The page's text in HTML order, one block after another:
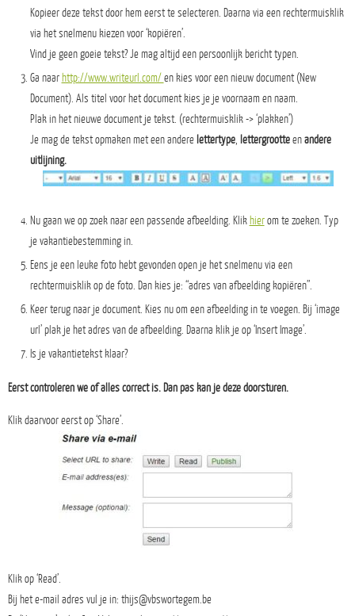
Kopieer deze tekst door hem eerst te selecteren. Daarna via een rechtermuisklik
via het snelmenu kiezen voor ‘kopiëren’.
Vind je geen goeie tekst? Je mag altijd een persoonlijk bericht typen.
Ga naar http://www.writeurl.com/en kies voor een nieuw document (New
Document). Als titel voor het document kies je je voornaam en naam.
Plak in het nieuwe document je tekst. (rechtermuisklik -> ‘plakken’)
Je mag de tekst opmaken met een andere lettertype, lettergrootteenandere
uitlijning.
Nu gaan we op zoek naar een passende afbeelding. Klikhierom te zoeken. Typ
je vakantiebestemming in.
Eens je een leuke foto hebt gevonden open je het snelmenu via een
rechtermuisklik op de foto. Dan kies je: “adres van afbeelding kopiëren”.
Keer terug naar je document. Kies nu om een afbeelding in te voegen. Bij ‘image
url’ plak je het adres van de afbeelding. Daarna klik je op ‘Insert Image’.
Is je vakantietekst klaar?
Eerst controleren we of alles correct is. Dan pas kan je deze doorsturen.
Klik daarvoor eerst op ‘Share’.
Klik op ‘Read’.
Bij het e-mail adres vul je in: thijs@vbswortegem.be